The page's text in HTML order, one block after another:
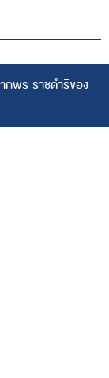
พระราชดำริของ